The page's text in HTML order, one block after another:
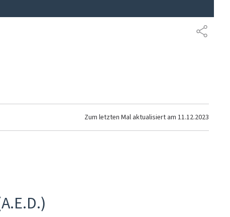
TEILEN
Zum letzten Mal aktualisiert am 11.12.2023